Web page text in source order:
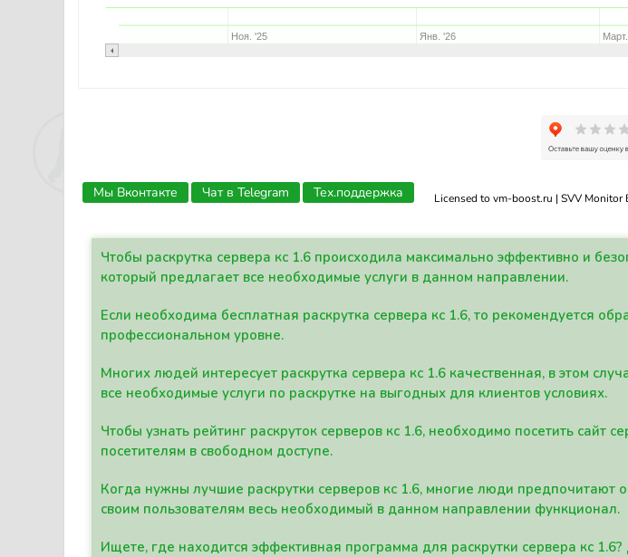
Ноя. '25 Янв. '26
Licensed to vm-boost.ru | SVV Monitor
Мы Вконтакте Чат в Telegram Тех.поддержка
Чтобы раскрутка сервера кс 1.6 происходила максимально эффективно и
который предлагает все необходимые услуги в данном направлении.
Если необходима бесплатная раскрутка сервера кс 1.6, то рекомендуется
профессиональном уровне.
Многих людей интересует раскрутка сервера кс 1.6 качественная, в этом
все необходимые услуги по раскрутке на выгодных для клиентов условиях.
Чтобы узнать рейтинг раскруток серверов кс 1.6, необходимо посетить сайт
посетителям в свободном доступе.
Когда нужны лучшие раскрутки серверов кс 1.6, многие люди предпочитают
своим пользователям весь необходимый в данном направлении функционал.
Ищете, где находится эффективная программа для раскрутки сервера кс